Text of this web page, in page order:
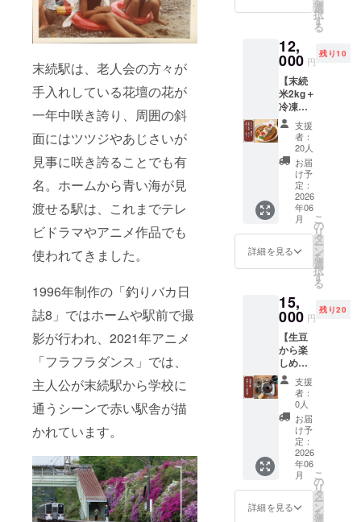
末続駅は、老人会の方々が
手入れしている花壇の花が
一年中咲き誇り、周囲の斜
面にはツツジやあじさいが
見事に咲き誇ることでも有
名。ホームから青い海が見
渡せる駅は、これまでテレ
ビドラマやアニメ作品でも
使われてきました。
1996年制作の「釣りバカ日
誌8」ではホームや駅前で撮
影が行われ、2021年アニメ
「フラフラダンス」では、
主人公が末続駅から学校に
通うシーンで赤い駅舎が描
かれています。
ださ
便にて
お送り
しま
す。 ・
必ず冷
凍にて
保存を
お願い
しま
す。
（賞味
期限：
6ヶ月）
リジナ
ルTシャ
ツコー
スと同
じデザ
インに
なりま
す。 チ
ケット
利用期
限：
2026年
6月から
2027年
6月末ま
ジナルT
シャツ
材：綿
100％
・カ
ラー展
開：ホ
ワイト
・サイ
ズ展
開：S、
M、L、
XL ※デ
ザイン
は一部
修正が
かかる
ござい
2.5cm ※
サイ
ズ、色
は個体
差があ
りま
す。ご
了承く
ださ
い。
運営費
用とし
せてい
ただき
ます。
プロ
ジェク
ト終了
後、お
礼のお
手紙を
お送り
いたし
ます。
・お礼
のお手
紙 ※こ
のリ
ターン
円、
50,000
円のリ
ターン
と同じ
内容に
なりま
す。
選
択
す
る
12,
000 円
残り10
【末続
米2kg＋
冷凍カ
レー3食
セット
コー
ス】 末
続で採
れたお
米（白
米）2kg
とすえ
つぎ
フーズ
株式会
社の冷
レー3種
類を
セット
にして
冷凍で
お届け
しま
す。 ◯
お米 ・
白米
2kg（産
地：福
島県い
わき市
久ノ浜
町末
続） ◯
支援
者：
20人
お届
け予
定：
2026
年06
月
詳細を見る
こ
の
リ
タ
ー
ン
を
選
択
す
る
15,
000 円
残り20
【生豆
から楽
しめる
家庭用
コー
ヒー
ロース
ターと
焙煎体
験コー
ス】 ・
コー
ヒー焙
煎機 1
個 ・
支援
者：
0人
お届
け予
定：
2026
年06
月
詳細を見る
こ
の
リ
タ
ー
ン
を